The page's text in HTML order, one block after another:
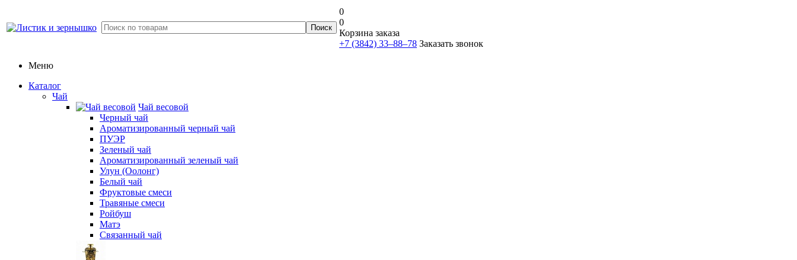
0
0
Корзина заказа
+7 (3842) 33‒88‒78 Заказать звонок
Меню
Каталог
Чай
Чай весовой
Черный чай
Ароматизированный черный чай
ПУЭР
Зеленый чай
Ароматизированный зеленый чай
Улун (Оолонг)
Белый чай
Фруктовые смеси
Травяные смеси
Ройбуш
Матэ
Связанный чай